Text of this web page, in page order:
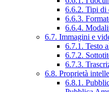
6.6.2. Tipi di
6.6.3.
6.6.4.
6.7. Immagini e
6.7.1. Testo
6.7.2.
6.7.3.
6.8. Proprietà
6.8.1.